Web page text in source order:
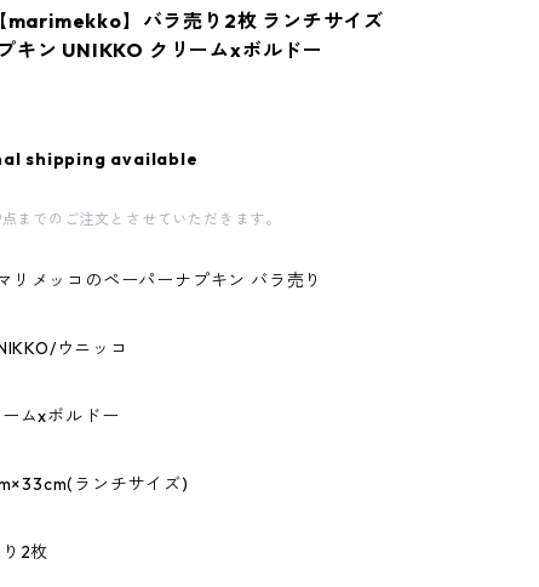
marimekko】バラ売り2枚 ランチサイズ
キン UNIKKO クリームxボルドー
shipping available
までのご注文とさせていただきます。
メッコのペーパーナプキン バラ売り
ウニッコ
ムxボルドー
ランチサイズ)
2枚